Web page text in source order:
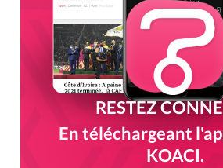
RESTEZ
En téléchargeant
KOACI.